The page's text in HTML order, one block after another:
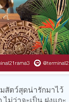
สัตว์สุดน่ารักมาไว้
ม่ว่าจะเป็น ฝูงแกะ